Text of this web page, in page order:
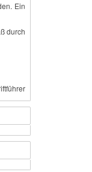
Ein
durch